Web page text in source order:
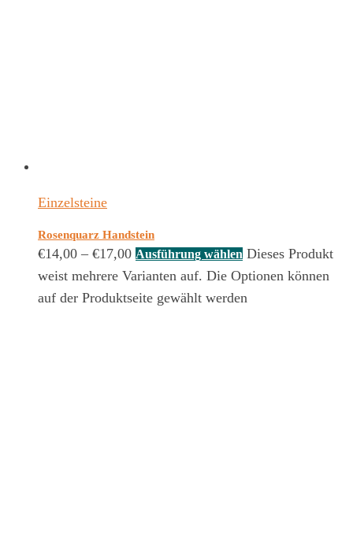
Einzelsteine
Rosenquarz Handstein
€14,00 – €17,00 Ausführung wählen Dieses Produkt
weist mehrere Varianten auf. Die Optionen können
auf der Produktseite gewählt werden